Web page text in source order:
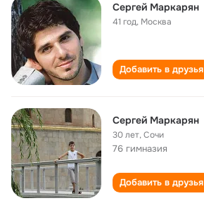
Сергей Маркарян
41 год, Москва
Добавить в друзья
Сергей Маркарян
30 лет,Сочи
76 гимназия
Добавить в друзья